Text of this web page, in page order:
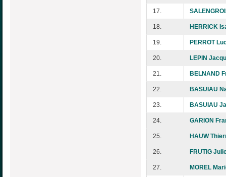
17.
18. HERRICK
19. PERROT
20. LEPIN
21. BELNAND
22. BASUIAU
23. BASUIAU
24. GARION
25. HAUW
26. FRUTIG
27. MOREL